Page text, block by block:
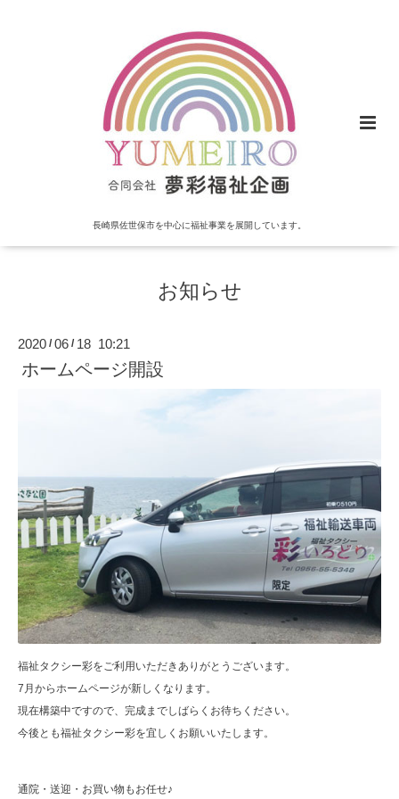
長崎県佐世保市を中心に福祉事業を展開しています。
お知らせ
2020 /06 / 18 10:21
ホームページ開設
福祉タクシー彩をご利用いただきありがとうございます。
7月からホームページが新しくなります。
現在構築中ですので、完成までしばらくお待ちください。
今後とも福祉タクシー彩を宜しくお願いいたします。
通院・送迎・お買い物もお任せ♪